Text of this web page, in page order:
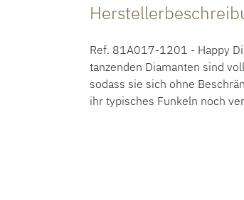
Ref. 81A017-1201 - Happy
tanzenden Diamanten sind
sodass sie sich ohne
ihr typisches Funkeln noch